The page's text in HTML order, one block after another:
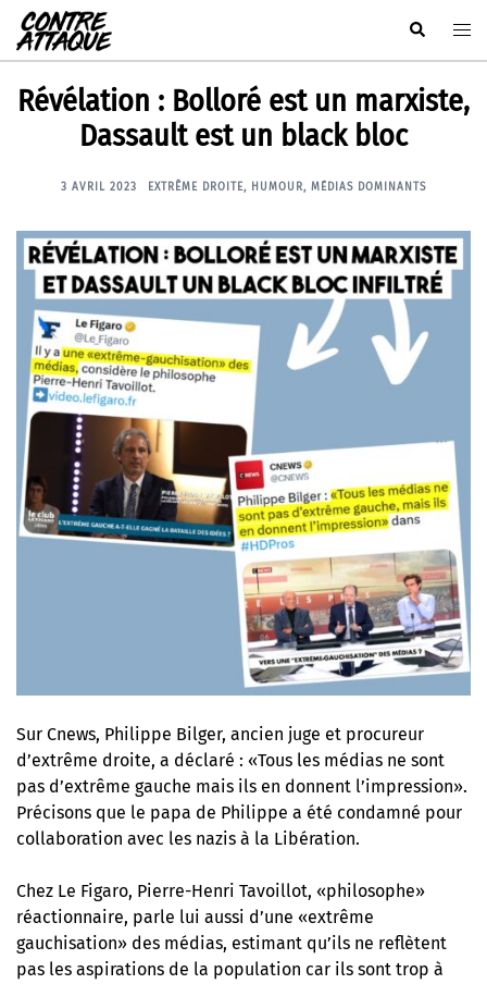
Aller
au
contenu
Rechercher
Révélation : Bolloré est un marxiste,
Dassault est un black bloc
3 AVRIL 2023 EXTRÊME DROITE, HUMOUR, MÉDIAS DOMINANTS
Sur Cnews, Philippe Bilger, ancien juge et procureur
d’extrême droite, a déclaré : «Tous les médias ne sont
pas d’extrême gauche mais ils en donnent l’impression».
Précisons que le papa de Philippe a été condamné pour
collaboration avec les nazis à la Libération.
Chez Le Figaro, Pierre-Henri Tavoillot, «philosophe»
réactionnaire, parle lui aussi d’une «extrême
gauchisation» des médias, estimant qu’ils ne reflètent
pas les aspirations de la population car ils sont trop à